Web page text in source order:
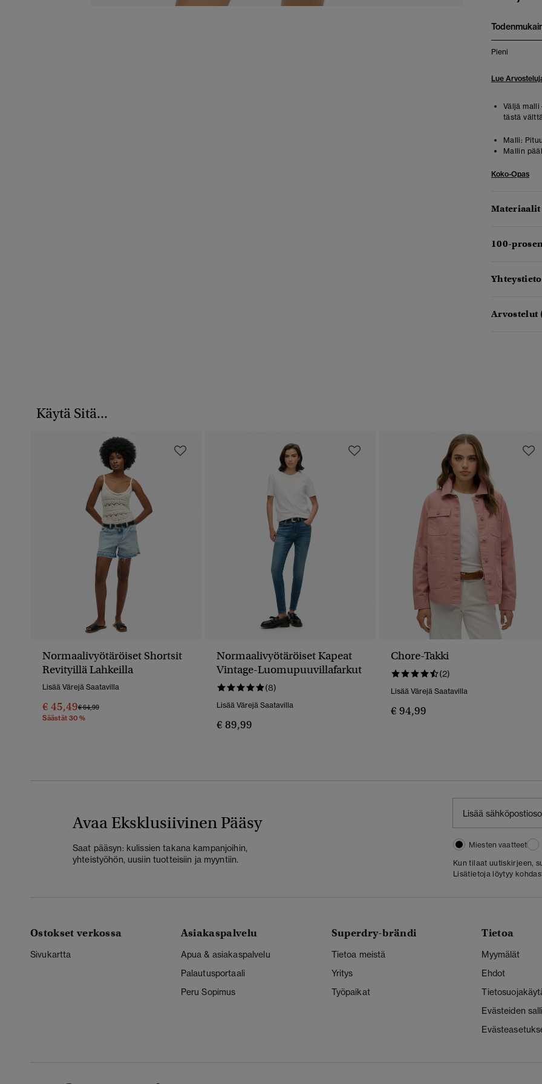
Pieni
Lue
Väljä malli
tästä
Malli:
Mallin
Koko-Opas
100-
Yhteystieto
Arvostelut
Käytä Sitä...
Normaalivyötäröiset Shortsit
Revityillä Lahkeilla
Lisää Värejä Saatavilla
€ 45,49Hinta Alennettu Hinnasta
€ 64,99Hintaan
Säästät 30 %
Normaalivyötäröiset Kapeat
Vintage-Luomupuuvillafarkut
(8)
Lisää Värejä Saatavilla
€ 89,99
Chore-Takki
(2)
Lisää Värejä Saatavilla
€ 94,99
Avaa Eksklusiivinen Pääsy
Saat pääsyn: kulissien takana kampanjoihin,
yhteistyöhön, uusiin tuotteisiin ja myyntiin.
Miesten vaatteet
Kun tilaat uutiskirjeen,
Lisätietoja löytyy
Ostokset verkossa
Sivukartta
Asiakaspalvelu
Apua & asiakaspalvelu
Palautusportaali
Peru Sopimus
Superdry-brändi
Tietoa meistä
Yritys
Työpaikat
Tietoa
Myymälät
Ehdot
Evästeiden